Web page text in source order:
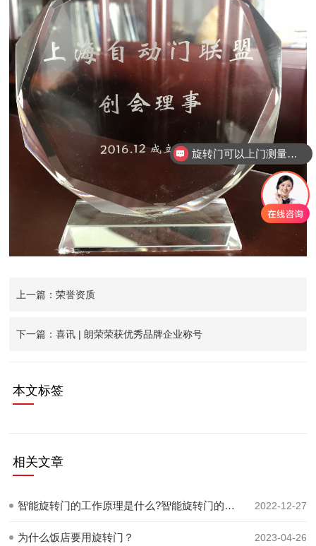
上一篇：荣誉资质
下一篇：喜讯 | 朗荣荣获优秀品牌企业称号
本文标签
相关文章
智能旋转门的工作原理是什么?智能旋转门的工作原理介绍 2022-12-27
为什么饭店要用旋转门？ 2023-04-26
旋转门可以上门测量安装吗？